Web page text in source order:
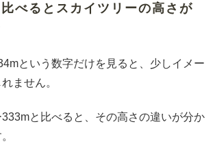
べるとスカイツリーの高さが
という数字だけを見ると、少しイメー
ません。
と比べると、その高さの違いが分か